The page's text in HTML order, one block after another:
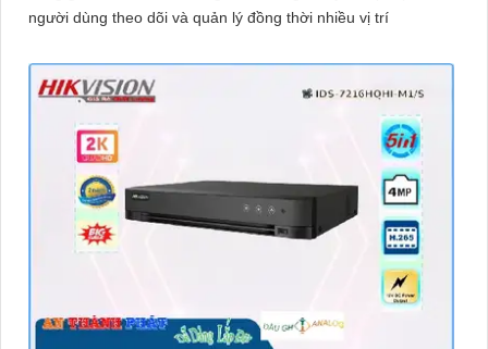
người dùng theo dõi và quản lý đồng thời nhiều vị trí